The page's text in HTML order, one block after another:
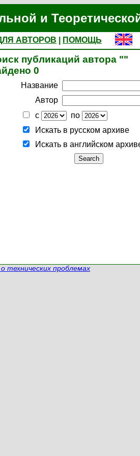
и
АВТОРОВ
ПОМОЩЬ
публикаций автора ""
0
Название
Автор
с
по
Искать в русском архиве
Искать в английском
технических проблемах